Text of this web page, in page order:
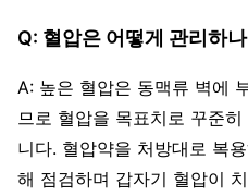
Q: 혈압은 어떻게 관리하
A: 높은 혈압은 동맥류 벽에
므로 혈압을 목표치로 꾸준
니다. 혈압약을 처방대로 복
해 점검하며 갑자기 혈압이